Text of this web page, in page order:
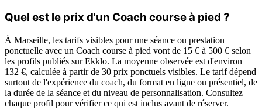
Quel est le prix d'un Coach course à pied ?
À Marseille, les tarifs visibles pour une séance ou prestation
ponctuelle avec un Coach course à pied vont de 15 € à 500 € selon
les profils publiés sur Ekklo. La moyenne observée est d'environ
132 €, calculée à partir de 30 prix ponctuels visibles. Le tarif dépend
surtout de l'expérience du coach, du format en ligne ou présentiel, de
la durée de la séance et du niveau de personnalisation. Consultez
chaque profil pour vérifier ce qui est inclus avant de réserver.